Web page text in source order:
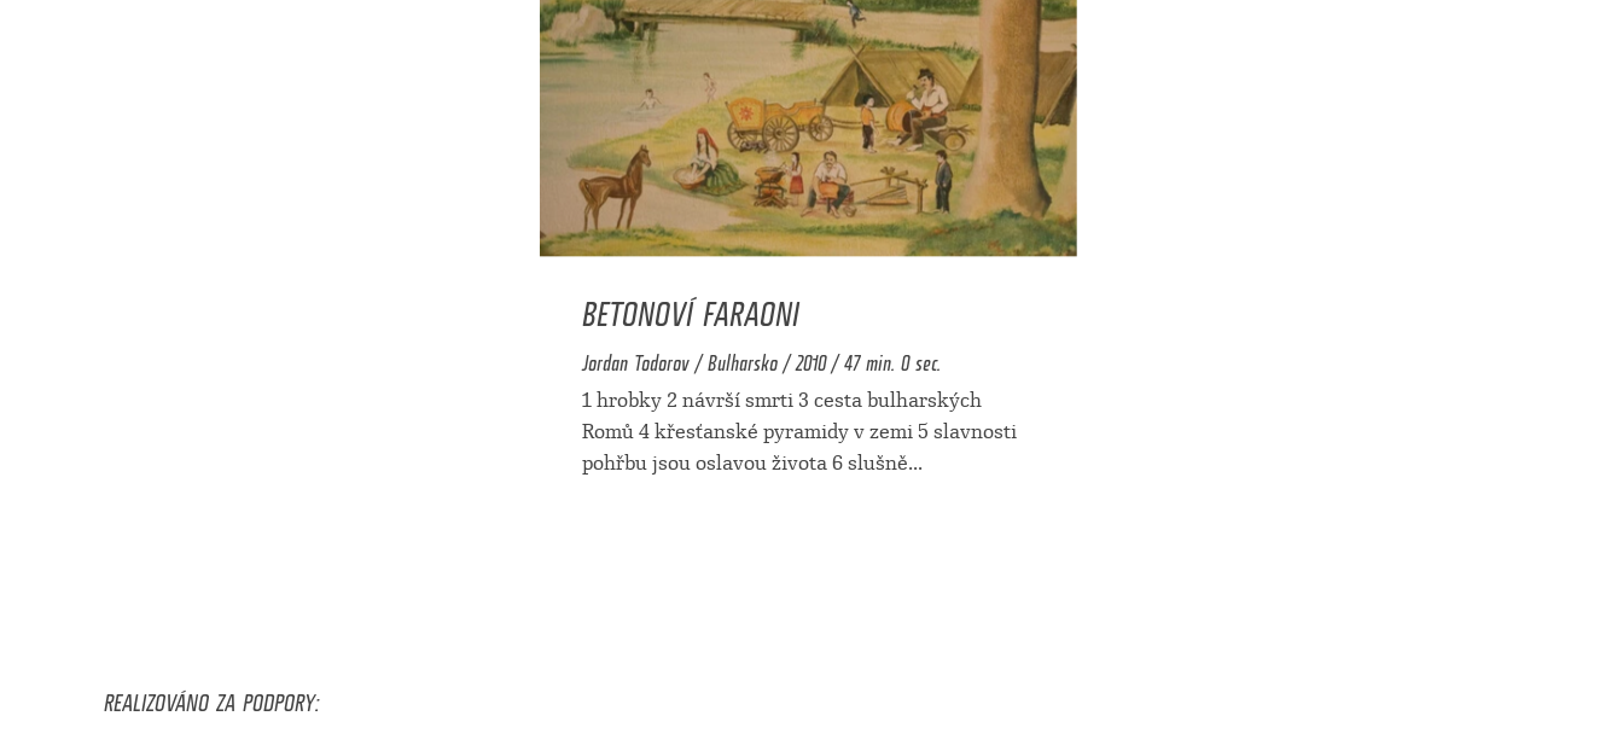
BETONOVÍ FARAONI
Jordan Todorov / Bulharsko / 2010 / 47 min. 0 sec.
1 hrobky 2 návrší smrti 3 cesta bulharských
Romů 4 křesťanské pyramidy v zemi 5 slavnosti
pohřbu jsou oslavou života 6 slušně...
REALIZOVÁNO ZA PODPORY: